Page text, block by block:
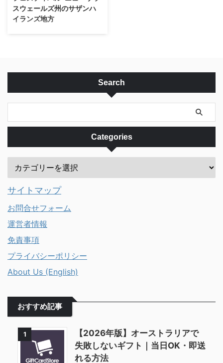
を要します。 観光地として有名
な12使徒をはじめとする絶景スポ
ットがある、Port Campbell
スウェールズ州のサザンハ
イランズ地方
期は、ボーラル周辺の各所で美し
く開花したチューリップが見られ
ップでいっぱいになります。 毎
の毎日、9AM-4PM までの開催
ェスティバルのウェッブサイトを
ご覧ください ...
Search
Categories
サイトマップ
お問合せフォーム
運営者情報
免責事項
プライバシーポリシー
About Us (English)
おすすめ記事
1
【2026年版】オーストラリアで
失敗しないギフト｜当日OK・即送
れる方法